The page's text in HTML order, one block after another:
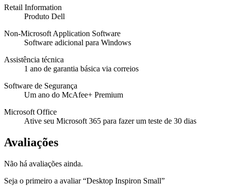
Retail Information
Produto Dell
Non-Microsoft Application Software
Software adicional para Windows
Assistência técnica
1 ano de garantia básica via correios
Software de Segurança
Um ano do McAfee+ Premium
Microsoft Office
Ative seu Microsoft 365 para fazer um teste de 30 dias
Avaliações
Não há avaliações ainda.
Seja o primeiro a avaliar “Desktop Inspiron Small”